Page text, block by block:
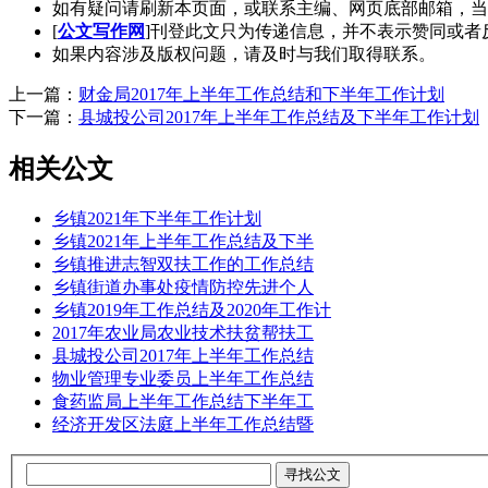
如有疑问请刷新本页面，或联系主编、网页底部邮箱，
[公文写作网]刊登此文只为传递信息，并不表示赞同或者
如果内容涉及版权问题，请及时与我们取得联系。
上一篇： 财金局2017年上半年工作总结和下半年工作计划
下一篇： 县城投公司2017年上半年工作总结及下半年工作计划
相关公文
乡镇2021年下半年工作计划
乡镇2021年上半年工作总结及下半
乡镇推进志智双扶工作的工作总结
乡镇街道办事处疫情防控先进个人
乡镇2019年工作总结及2020年工作计
2017年农业局农业技术扶贫帮扶工
县城投公司2017年上半年工作总结
物业管理专业委员上半年工作总结
食药监局上半年工作总结下半年工
经济开发区法庭上半年工作总结暨